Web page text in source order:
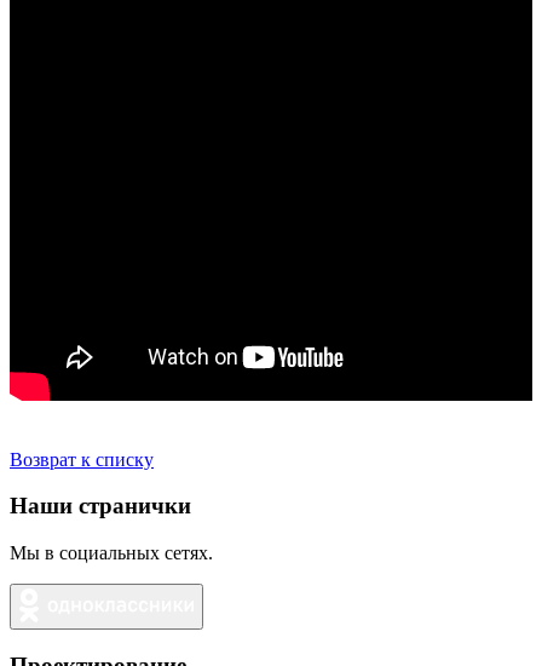
Возврат к списку
Наши странички
Мы в социальных сетях.